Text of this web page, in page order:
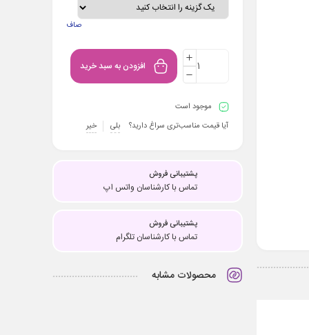
صاف
افزودن به سبد خرید
موجود است
آیا قیمت مناسب‌تری سراغ دارید؟
بلی خیر
پشتیبانی فروش
تماس با کارشناسان واتس اپ
پشتیبانی فروش
تماس با کارشناسان تلگرام
محصولات مشابه